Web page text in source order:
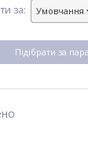
за: Умовчання
Підібрати за